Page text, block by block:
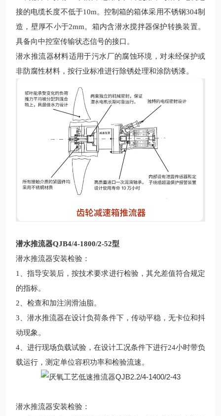
接的电缆长度不低于10m。控制箱的箱体采用不锈钢304制
造，壁厚不小于2mm。箱内含潜水搅拌器保护转换装置。
具备向中控室传输状态信号的接口。
潜水推流器材料适用于污水厂的腐蚀环境，对未经保护或
非防腐性材料，按行业标准进行除锈处理和涂防锈漆。
潜水推流器QJB4/4-1800/2-52型
潜水推流器安装检验 ：
1、指导安装后，按技术要求进行检验，其允差值符合规定
的指标。
2、检查和加注润滑油脂。
3、潜水推流器在设计负荷条件下，传动平稳，无卡位和抖
动现象。
4、进行现场负载试验，在设计工况条件下进行24小时带负
载运行，测定单位容积功率和检验流速。
潜水推流器安装检验：